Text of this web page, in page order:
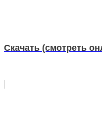
Скачать (смотреть